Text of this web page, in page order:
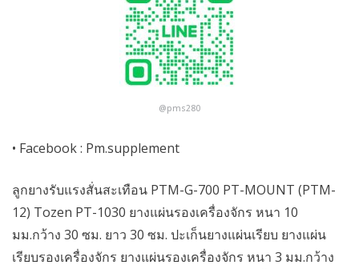
@pms280
• Facebook : Pm.supplement
ลูกยางรับแรงสั่นสะเทือน PTM-G-700 PT-MOUNT (PTM-
12) Tozen PT-1030 ยางแผ่นรองเครื่องจักร หนา 10
มม.กว้าง 30 ซม. ยาว 30 ซม. ปะเก็นยางแผ่นเรียบ ยางแผ่น
เรียบรองเครื่องจักร ยางแผ่นรองเครื่องจักร หนา 3 มม.กว้าง